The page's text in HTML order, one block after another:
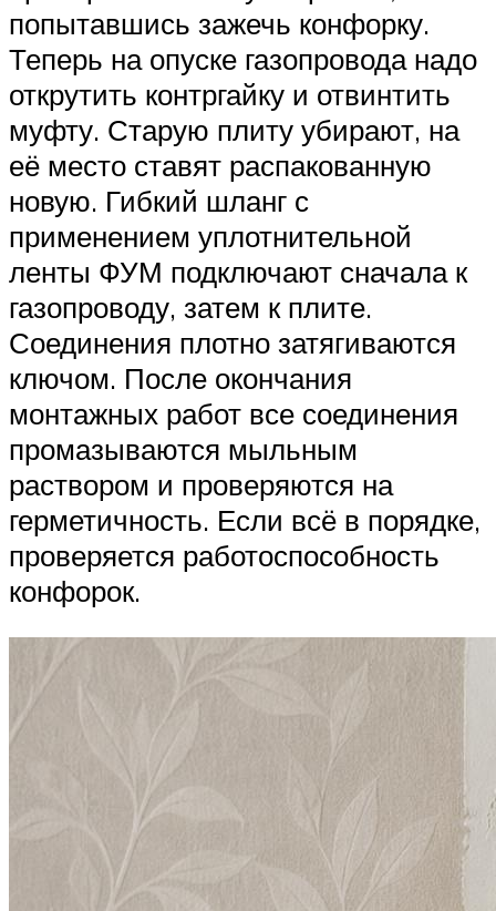
попытавшись зажечь конфорку.
Теперь на опуске газопровода надо
открутить контргайку и отвинтить
муфту. Старую плиту убирают, на
её место ставят распакованную
новую. Гибкий шланг с
применением уплотнительной
ленты ФУМ подключают сначала к
газопроводу, затем к плите.
Соединения плотно затягиваются
ключом. После окончания
монтажных работ все соединения
промазываются мыльным
раствором и проверяются на
герметичность. Если всё в порядке,
проверяется работоспособность
конфорок.